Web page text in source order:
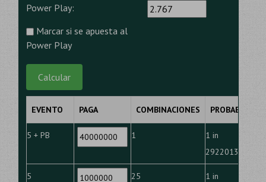
Power Play:
Marcar si se apuesta al
Power Play
Calcular
EVENTO PAGA COMBINACIONES PROBABILIDAD
5 + PB 1
1 in
292201338.0
5 25
1 in